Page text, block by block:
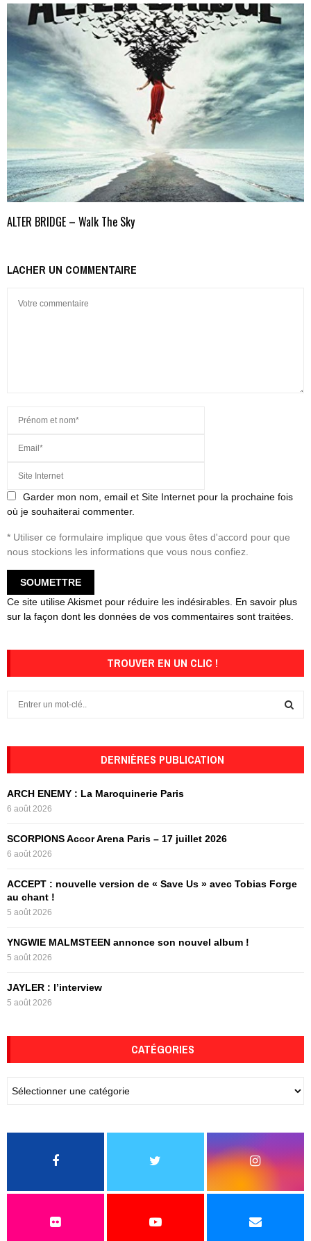
ALTER BRIDGE – Walk The Sky
LACHER UN COMMENTAIRE
Garder mon nom, email et Site Internet pour la prochaine fois
où je souhaiterai commenter.
* Utiliser ce formulaire implique que vous êtes d'accord pour que
nous stockions les informations que vous nous confiez.
Ce site utilise Akismet pour réduire les indésirables. En savoir plus
sur la façon dont les données de vos commentaires sont traitées
TROUVER EN UN CLIC !
o
r
DERNIÈRES PUBLICATION
ARCH ENEMY : La Maroquinerie Paris
6 août 2026
SCORPIONS Accor Arena Paris – 17 juillet 2026
6 août 2026
ACCEPT : nouvelle version de « Save Us » avec Tobias Forge
au chant !
5 août 2026
YNGWIE MALMSTEEN annonce son nouvel album !
5 août 2026
JAYLER : l’interview
5 août 2026
CATÉGORIES